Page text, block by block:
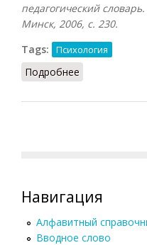
педагогический
Минск, 2006, с. 230.
Tags:
Психология
Подробнее
Навигация
Алфавитный
Вводное слово